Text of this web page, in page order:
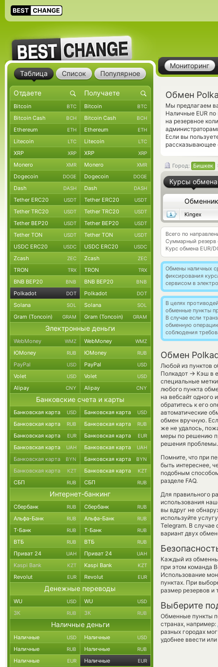
Мониторинг
Обмен
Мы предлагаем
Наличные EUR
на резервное
Если вы
рассказывающее
Город: Бишкек
Курсы обмена
Обменник
Kingex
Всего по
Суммарный резерв
Курс обмена EUR/
Обмены наличных
фиксирования
сервисом в
В целях
обменные пункты
В случае если
обменную
соблюдения
Обмен
Любой из пунктов
Полкадот → Кэш в
специальные
любого пункта
на вебсайт
обратитесь к его
автоматические
обмен вручную.
же не удалось,
меры по решению
решения проблемы.
Помните, что при
быть интереснее,
подобным
разделе FAQ.
Для правильного
использования
вы вдруг не
используйте
Telegram. В
вариант двух
Каждый из
при этом команда
Использование
пунктах. При
размер резервов и
Выберите
Обменные пункты
странах, например:
разных городах
удобнее ввести
Таблица Список Популярное
Bitcoin BTC Bitcoin BTC
Bitcoin Cash BCH Bitcoin Cash BCH
Ethereum ETH Ethereum ETH
Litecoin LTC Litecoin LTC
XRP XRP XRP XRP
Monero XMR Monero XMR
Dogecoin DOGE Dogecoin DOGE
Dash DASH Dash DASH
Tether ERC20 USDT Tether ERC20 USDT
Tether TRC20 USDT Tether TRC20 USDT
Tether BEP20 USDT Tether BEP20 USDT
Tether TON USDT Tether TON USDT
USDC ERC20 USDC USDC ERC20 USDC
Zcash ZEC Zcash ZEC
TRON TRX TRON TRX
BNB BEP20 BNB BNB BEP20 BNB
Polkadot DOT Polkadot DOT
Solana SOL Solana SOL
Gram (Toncoin) GRAM Gram (Toncoin) GRAM
Электронные деньги
WebMoney WMZ WebMoney WMZ
ЮMoney RUB ЮMoney RUB
PayPal USD PayPal USD
Volet USD Volet USD
Alipay CNY Alipay CNY
Банковские счета и карты
Банковская карта USD Банковская карта USD
Банковская карта RUB Банковская карта RUB
Банковская карта EUR Банковская карта EUR
Банковская карта UAH Банковская карта UAH
Банковская карта BYN Банковская карта BYN
Банковская карта KZT Банковская карта KZT
СБП RUB СБП RUB
Интернет-банкинг
Сбербанк RUB Сбербанк RUB
Альфа-Банк RUB Альфа-Банк RUB
Т-Банк RUB Т-Банк RUB
ВТБ RUB ВТБ RUB
Приват 24 UAH Приват 24 UAH
Kaspi Bank KZT Kaspi Bank KZT
Revolut EUR Revolut EUR
Денежные переводы
WU USD WU USD
ЗК RUB ЗК RUB
Наличные деньги
Наличные USD Наличные USD
Наличные RUB Наличные RUB
Наличные EUR Наличные EUR